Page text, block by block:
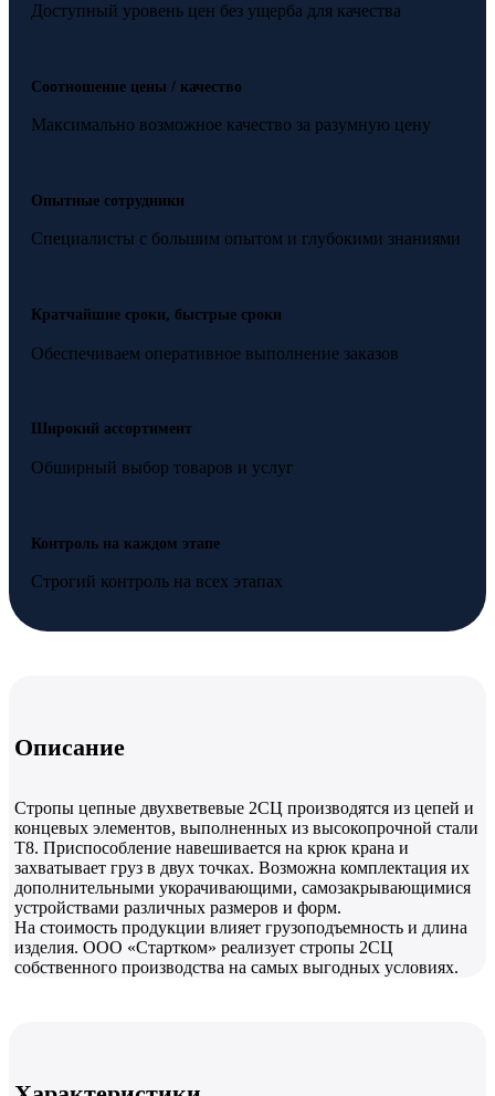
Доступный уровень цен без ущерба для качества
Соотношение цены / качество
Максимально возможное качество за разумную цену
Опытные сотрудники
Специалисты с большим опытом и глубокими знаниями
Кратчайшие сроки, быстрые сроки
Обеспечиваем оперативное выполнение заказов
Широкий ассортимент
Обширный выбор товаров и услуг
Контроль на каждом этапе
Строгий контроль на всех этапах
Описание
Стропы цепные двухветвевые 2СЦ производятся из цепей и
концевых элементов, выполненных из высокопрочной стали
Т8. Приспособление навешивается на крюк крана и
захватывает груз в двух точках. Возможна комплектация их
дополнительными укорачивающими, самозакрывающимися
устройствами различных размеров и форм.
На стоимость продукции влияет грузоподъемность и длина
изделия. ООО «Стартком» реализует стропы 2СЦ
собственного производства на самых выгодных условиях.